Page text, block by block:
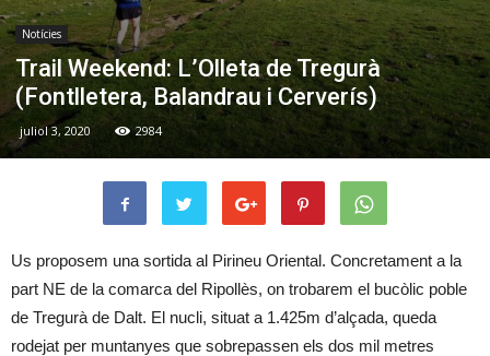
Notícies
Trail Weekend: L’Olleta de Tregurà
(Fontlletera, Balandrau i Cerverís)
juliol 3, 2020 2984
Us proposem una sortida al Pirineu Oriental. Concretament a la
part NE de la comarca del Ripollès, on trobarem el bucòlic poble
de Tregurà de Dalt. El nucli, situat a 1.425m d’alçada, queda
rodejat per muntanyes que sobrepassen els dos mil metres